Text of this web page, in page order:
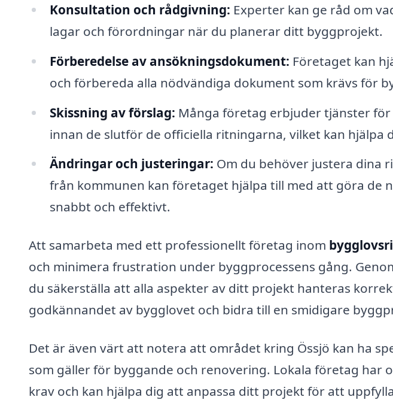
Konsultation och rådgivning: Experter kan ge råd om
lagar och förordningar när du planerar ditt byggprojekt.
Förberedelse av ansökningsdokument: Företaget kan
och förbereda alla nödvändiga dokument som krävs för
Skissning av förslag: Många företag erbjuder tjänster för
innan de slutför de officiella ritningarna, vilket kan hjälpa
Ändringar och justeringar: Om du behöver justera dina
från kommunen kan företaget hjälpa till med att göra de
snabbt och effektivt.
Att samarbeta med ett professionellt företag inom
och minimera frustration under byggprocessens gång.
du säkerställa att alla aspekter av ditt projekt hanteras
godkännandet av bygglovet och bidra till en smidigare
Det är även värt att notera att området kring Össjö kan ha
som gäller för byggande och renovering. Lokala företag har
krav och kan hjälpa dig att anpassa ditt projekt för att